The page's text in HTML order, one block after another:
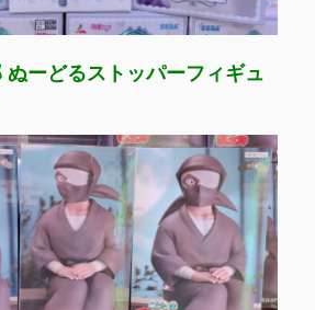
ぬーどるストッパーフィギュ